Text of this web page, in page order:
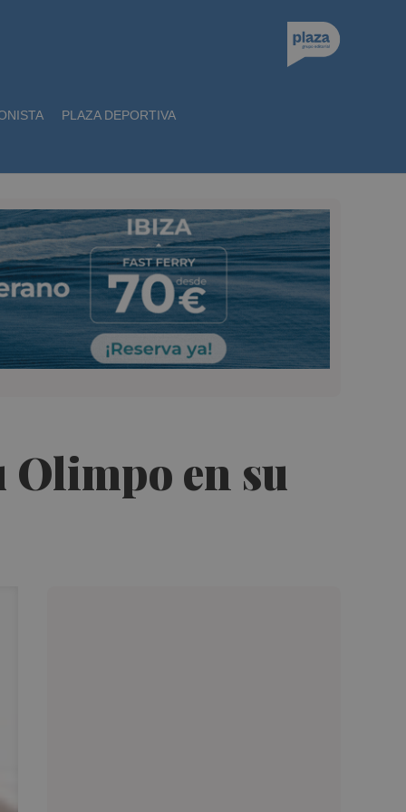
PLAZA DEPORTIVA
Olimpo en su